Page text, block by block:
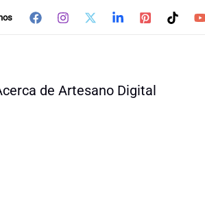
de Artesano Digital